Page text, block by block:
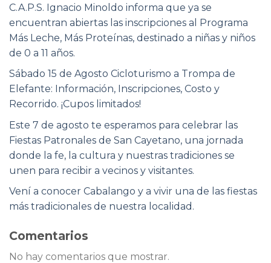
C.A.P.S. Ignacio Minoldo informa que ya se
encuentran abiertas las inscripciones al Programa
Más Leche, Más Proteínas, destinado a niñas y niños
de 0 a 11 años.
Sábado 15 de Agosto Cicloturismo a Trompa de
Elefante: Información, Inscripciones, Costo y
Recorrido. ¡Cupos limitados!
Este 7 de agosto te esperamos para celebrar las
Fiestas Patronales de San Cayetano, una jornada
donde la fe, la cultura y nuestras tradiciones se
unen para recibir a vecinos y visitantes.
Vení a conocer Cabalango y a vivir una de las fiestas
más tradicionales de nuestra localidad.
Comentarios
No hay comentarios que mostrar.